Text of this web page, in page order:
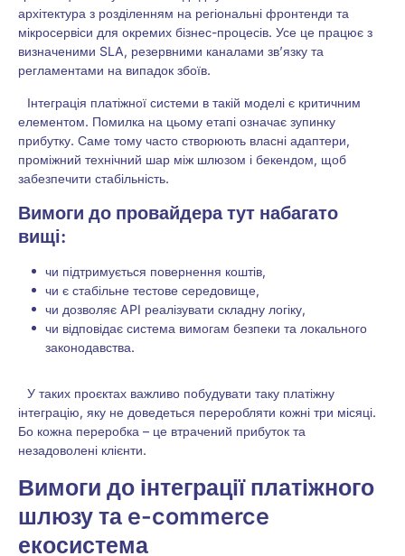
архітектура з розділенням на регіональні фронтенди та
мікросервіси для окремих бізнес-процесів. Усе це працює з
визначеними SLA, резервними каналами зв’язку та
регламентами на випадок збоїв.
Інтеграція платіжної системи в такій моделі є критичним
елементом. Помилка на цьому етапі означає зупинку
прибутку. Саме тому часто створюють власні адаптери,
проміжний технічний шар між шлюзом і бекендом, щоб
забезпечити стабільність.
Вимоги до провайдера тут набагато
вищі:
чи підтримується повернення коштів,
чи є стабільне тестове середовище,
чи дозволяє API реалізувати складну логіку,
чи відповідає система вимогам безпеки та локального
законодавства.
У таких проєктах важливо побудувати таку платіжну
інтеграцію, яку не доведеться переробляти кожні три місяці.
Бо кожна переробка – це втрачений прибуток та
незадоволені клієнти.
Вимоги до інтеграції платіжного
шлюзу та e-commerce
екосистема